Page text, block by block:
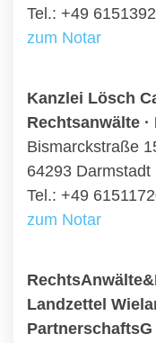
Tel.: +49
zum Notar
Kanzlei Lösch
Rechtsanwälte ·
Bismarckstraße
64293 Darmstadt
Tel.: +49
zum Notar
Landzettel